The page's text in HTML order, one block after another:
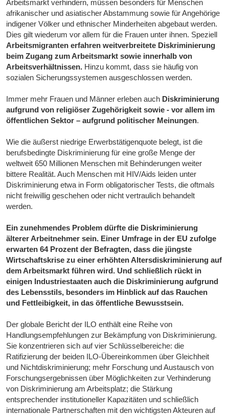
Arbeitsmarkt verhindern, müssen besonders für Menschen
afrikanischer und asiatischer Abstammung sowie für Angehörige
indigener Völker und ethnischer Minderheiten abgebaut werden.
Dies gilt wiederum vor allem für die Frauen unter ihnen. Speziell
Arbeitsmigranten erfahren weitverbreitete Diskriminierung
beim Zugang zum Arbeitsmarkt sowie innerhalb von
Arbeitsverhältnissen. Hinzu kommt, dass sie häufig von
sozialen Sicherungssystemen ausgeschlossen werden.
Immer mehr Frauen und Männer erleben auch Diskriminierung
aufgrund von religiöser Zugehörigkeit sowie - vor allem im
öffentlichen Sektor – aufgrund politischer Meinungen.
Wie die äußerst niedrige Erwerbstätigenquote belegt, ist die
berufsbedingte Diskriminierung für eine große Menge der
weltweit 650 Millionen Menschen mit Behinderungen weiter
bittere Realität. Auch Menschen mit HIV/Aids leiden unter
Diskriminierung etwa in Form obligatorischer Tests, die oftmals
nicht freiwillig geschehen oder nicht vertraulich behandelt
werden.
Ein zunehmendes Problem dürfte die Diskriminierung
älterer Arbeitnehmer sein. Einer Umfrage in der EU zufolge
erwarten 64 Prozent der Befragten, dass die jüngste
Wirtschaftskrise zu einer erhöhten Altersdiskriminierung auf
dem Arbeitsmarkt führen wird. Und schließlich rückt in
einigen Industriestaaten auch die Diskriminierung aufgrund
des Lebensstils, besonders im Hinblick auf das Rauchen
und Fettleibigkeit, in das öffentliche Bewusstsein.
Der globale Bericht der ILO enthält eine Reihe von
Handlungsempfehlungen zur Bekämpfung von Diskriminierung.
Sie konzentrieren sich auf vier Schlüsselbereiche: die
Ratifizierung der beiden ILO-Übereinkommen über Gleichheit
und Nichtdiskriminierung; mehr Forschung und Austausch von
Forschungsergebnissen über Möglichkeiten zur Verhinderung
von Diskriminierung am Arbeitsplatz; die Stärkung
entsprechender institutioneller Kapazitäten und schließlich
internationale Partnerschaften mit den wichtigsten Akteuren auf